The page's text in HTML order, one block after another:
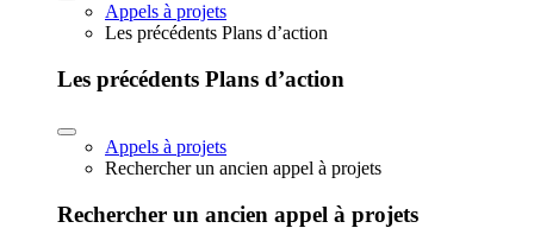
Appels à projets
Les précédents Plans d’action
Les précédents Plans d’action
Appels à projets
Rechercher un ancien appel à projets
Rechercher un ancien appel à projets